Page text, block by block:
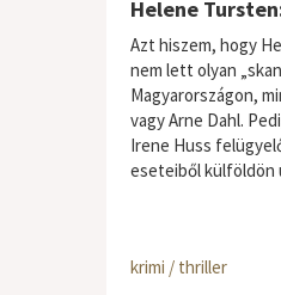
Helene
Azt hiszem, hogy
nem lett olyan
Magyarországon,
vagy Arne Dahl.
Irene Huss
eseteiből külföldön
krimi / thriller